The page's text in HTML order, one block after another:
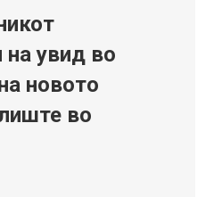
на увид во
новото
во